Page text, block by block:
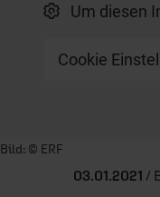
Um diesen
Cookie
Player starten/
Bild: © ERF
03.01.2021 /